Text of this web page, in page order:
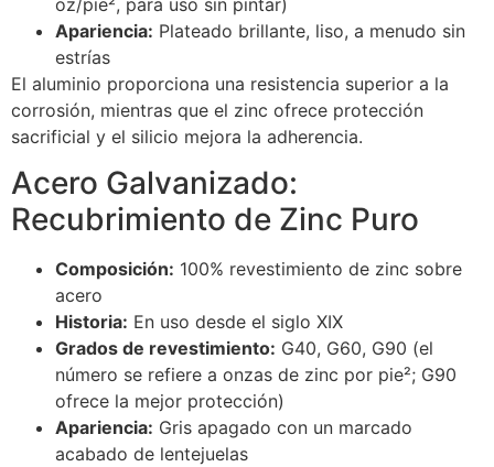
oz/pie², para uso sin pintar)
Apariencia: Plateado brillante, liso, a menudo sin
estrías
El aluminio proporciona una resistencia superior a la
corrosión, mientras que el zinc ofrece protección
sacrificial y el silicio mejora la adherencia.
Acero Galvanizado:
Recubrimiento de Zinc Puro
Composición: 100% revestimiento de zinc sobre
acero
Historia: En uso desde el siglo XIX
Grados de revestimiento: G40, G60, G90 (el
número se refiere a onzas de zinc por pie²; G90
ofrece la mejor protección)
Apariencia: Gris apagado con un marcado
acabado de lentejuelas